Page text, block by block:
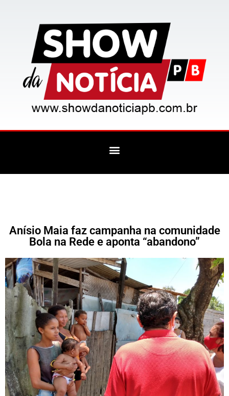
Anísio Maia faz campanha na comunidade
Bola na Rede e aponta “abandono”